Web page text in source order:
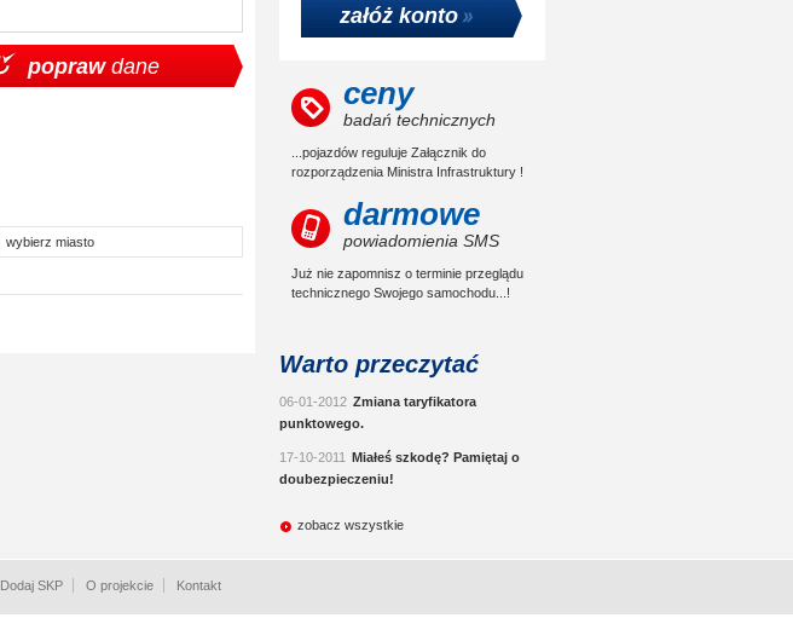
poprawdane
wybierz miasto
załóż konto
ceny
badań technicznych
...pojazdów reguluje Załącznik do
rozporządzenia Ministra Infrastruktury !
darmowe
powiadomienia SMS
Już nie zapomnisz o terminie przeglądu
technicznego Swojego samochodu...!
Warto przeczytać
06-01-2012 Zmiana taryfikatora
punktowego.
17-10-2011 Miałeś szkodę? Pamiętaj o
doubezpieczeniu!
zobacz wszystkie
Dodaj SKP O projekcie Kontakt